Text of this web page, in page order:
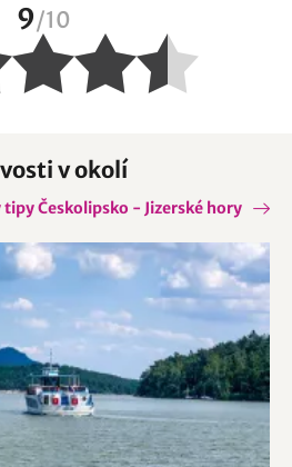
9/10
v okolí
tipy Českolipsko - Jizerské hory